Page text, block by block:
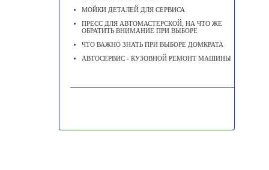
МОЙКИ ДЕТАЛЕЙ ДЛЯ СЕРВИСА
ПРЕСС ДЛЯ АВТОМАСТЕРСКОЙ, НА ЧТО ЖЕ
ОБРАТИТЬ ВНИМАНИЕ ПРИ ВЫБОРЕ
ЧТО ВАЖНО ЗНАТЬ ПРИ ВЫБОРЕ ДОМКРАТА
АВТОСЕРВИС - КУЗОВНОЙ РЕМОНТ МАШИНЫ